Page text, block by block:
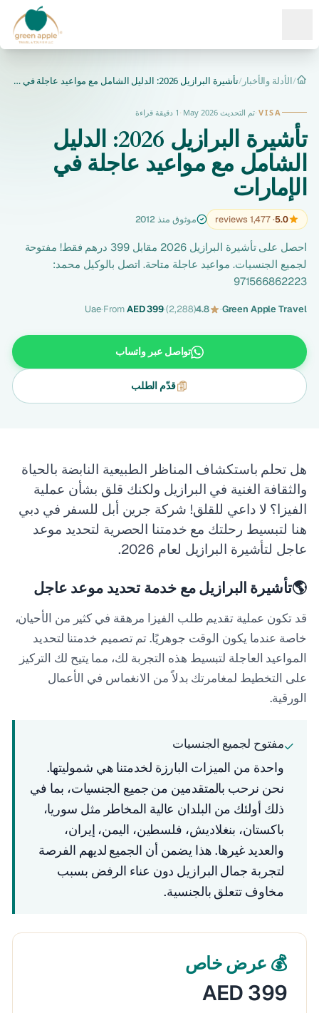
الرئيسية
/الأدلة والأخبار/ تأشيرة البرازيل 2026: الدليل الشامل مع مواعيد عاجلة في الإما...
VISA
·تم التحديث May 2026 · 1 دقيقة قراءة
تأشيرة البرازيل 2026: الدليل
الشامل مع مواعيد عاجلة في
الإمارات
5.0
· 1,477 reviews موثوق منذ 2012
احصل على تأشيرة البرازيل 2026 مقابل 399 درهم فقط! مفتوحة
لجميع الجنسيات. مواعيد عاجلة متاحة. اتصل بالوكيل محمد:
971566862223
Green Apple Travel
·
4.8
(2,288)
·
FromAED 399
·
Uae
تواصل عبر واتساب
قدّم الطلب
هل تحلم باستكشاف المناظر الطبيعية النابضة بالحياة
والثقافة الغنية في البرازيل ولكنك قلق بشأن عملية
الفيزا؟ لا داعي للقلق! شركة جرين أبل للسفر في دبي
هنا لتبسيط رحلتك مع خدمتنا الحصرية لتحديد موعد
عاجل لتأشيرة البرازيل لعام 2026.
🌎تأشيرة البرازيل مع خدمة تحديد موعد عاجل
قد تكون عملية تقديم طلب الفيزا مرهقة في كثير من الأحيان،
خاصة عندما يكون الوقت جوهريًا. تم تصميم خدمتنا لتحديد
المواعيد العاجلة لتبسيط هذه التجربة لك، مما يتيح لك التركيز
على التخطيط لمغامرتك بدلاً من الانغماس في الأعمال
الورقية.
✓مفتوح لجميع الجنسيات
واحدة من الميزات البارزة لخدمتنا هي شموليتها.
نحن نرحب بالمتقدمين من جميع الجنسيات، بما في
ذلك أولئك من البلدان عالية المخاطر مثل سوريا،
باكستان، بنغلاديش، فلسطين، اليمن، إيران،
والعديد غيرها. هذا يضمن أن الجميع لديهم الفرصة
لتجربة جمال البرازيل دون عناء الرفض بسبب
مخاوف تتعلق بالجنسية.
💰 عرض خاص
AED 399